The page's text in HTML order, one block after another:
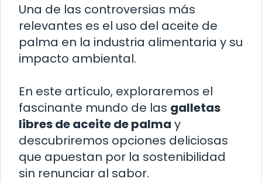
Una de las controversias más
relevantes es el uso del aceite de
palma en la industria alimentaria y su
impacto ambiental.
En este artículo, exploraremos el
fascinante mundo de las galletas
libres de aceite de palma y
descubriremos opciones deliciosas
que apuestan por la sostenibilidad
sin renunciar al sabor.